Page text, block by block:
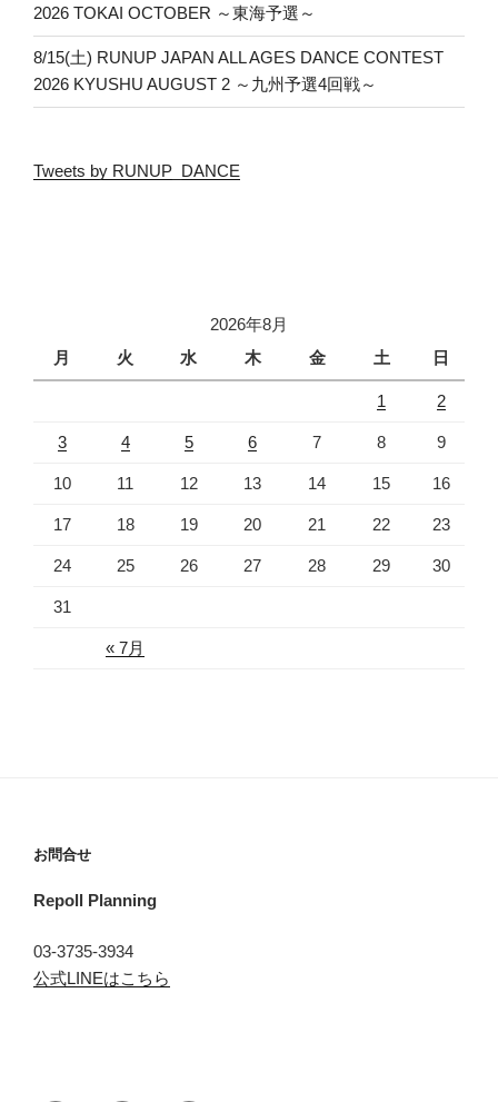
2026 TOKAI OCTOBER ～東海予選～
8/15(土) RUNUP JAPAN ALL AGES DANCE CONTEST
2026 KYUSHU AUGUST 2 ～九州予選4回戦～
Tweets by RUNUP_DANCE
2026年8月
月
火 水 木 金 土 日
« 7月
1 2
3 4 5 6 7 8 9
10 11 12 13 14 15 16
17 18 19 20 21 22 23
24 25 26 27 28 29 30
31
お問合せ
Repoll Planning
03-3735-3934
公式LINEはこちら